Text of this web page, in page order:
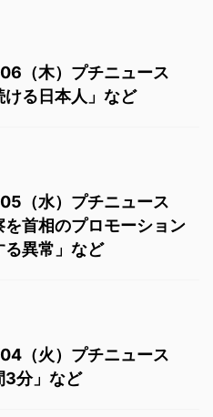
（木）プチニュース
ける日本人」など
（水）プチニュース
を首相のプロモーション
る異常」など
（火）プチニュース
3分」など